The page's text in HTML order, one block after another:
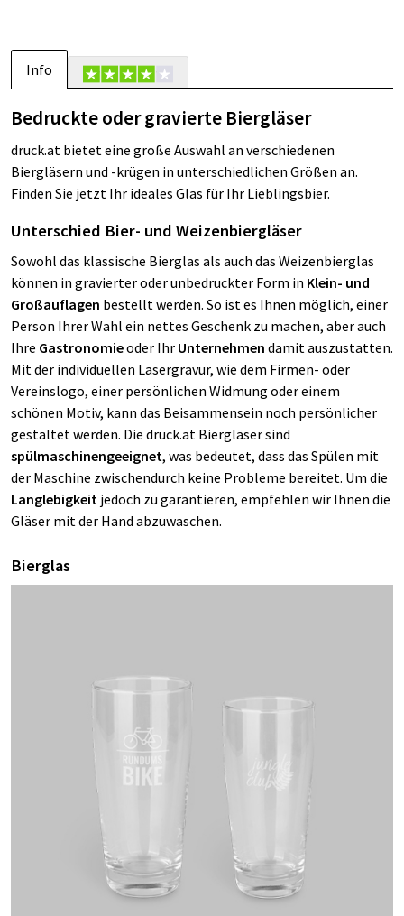
Info
Bedruckte oder gravierte Biergläser
druck.at bietet eine große Auswahl an verschiedenen
Biergläsern und -krügen in unterschiedlichen Größen an.
Finden Sie jetzt Ihr ideales Glas für Ihr Lieblingsbier.
Unterschied Bier- und Weizenbiergläser
Sowohl das klassische Bierglas als auch das Weizenbierglas
können in gravierter oder unbedruckter Form in Klein- und
Großauflagen bestellt werden. So ist es Ihnen möglich, einer
Person Ihrer Wahl ein nettes Geschenk zu machen, aber auch
Ihre Gastronomieoder Ihr Unternehmen damit auszustatten.
Mit der individuellen Lasergravur, wie dem Firmen- oder
Vereinslogo, einer persönlichen Widmung oder einem
schönen Motiv, kann das Beisammensein noch persönlicher
gestaltet werden. Die druck.at Biergläser sind
spülmaschinengeeignet, was bedeutet, dass das Spülen mit
der Maschine zwischendurch keine Probleme bereitet. Um die
Langlebigkeit jedoch zu garantieren, empfehlen wir Ihnen die
Gläser mit der Hand abzuwaschen.
Bierglas